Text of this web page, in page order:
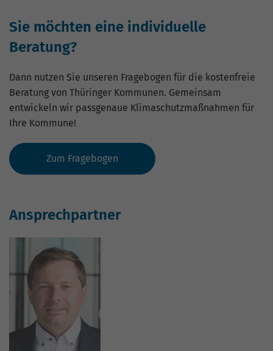
Sie möchten eine individuelle
Beratung?
Dann nutzen Sie unseren Fragebogen für die kostenfreie
Beratung von Thüringer Kommunen. Gemeinsam
entwickeln wir passgenaue Klimaschutzmaßnahmen für
Ihre Kommune!
Zum Fragebogen
Ansprechpartner